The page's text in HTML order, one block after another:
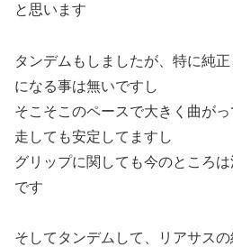
と思います
タンデムもしましたが、特に純
になる事は無いですし
そこそこのペースで大きく曲が
走しても安定してますし
グリップに関しても今のところ
です
そしてタンデムして、リアサス